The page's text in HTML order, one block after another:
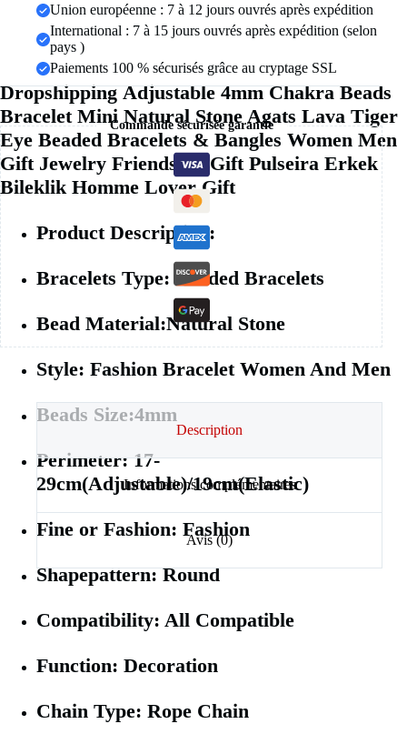
Union européenne : 7 à 12 jours ouvrés après expédition
International : 7 à 15 jours ouvrés après expédition (selon
pays )
Paiements 100 % sécurisés grâce au cryptage SSL
Commande sécurisée garantie
Description
Informations complémentaires
Avis (0)
Dropshipping Adjustable 4mm Chakra Beads
Bracelet Mini Natural Stone Agats Lava Tiger
Eye Beaded Bracelets & Bangles Women Men
Gift Jewelry Friendship Gift Pulseira Erkek
Bileklik Homme Lover Gift
Product Description:
Bracelets Type: Beaded Bracelets
Bead Material:Natural Stone
Style: Fashion Bracelet Women And Men
Beads Size:4mm
Perimeter: 17-
29cm(Adjustable)/19cm(Elastic)
Fine or Fashion: Fashion
Shapepattern: Round
Compatibility: All Compatible
Function: Decoration
Chain Type: Rope Chain